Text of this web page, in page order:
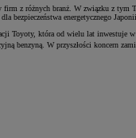
z różnych branż. W związku z
bezpieczeństwa energetycznego
Toyoty, która od wielu lat inwestuje
benzyną. W przyszłości koncern